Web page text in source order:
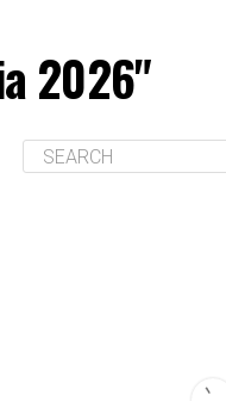
2026"